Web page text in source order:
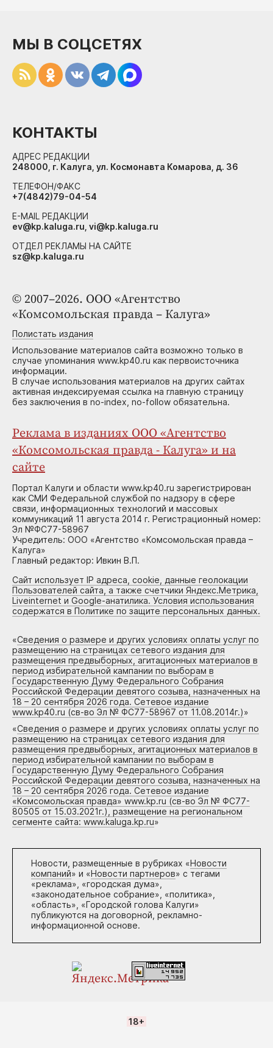
© 2007–2026. ООО «Агентство
«Комсомольская правда – Калуга»
Полистать издания
Использование материалов сайта возможно только в
случае упоминания www.kp40.ru как первоисточника
информации.
В случае использования материалов на других сайтах
активная индексируемая ссылка на главную страницу
без заключения в no-index, no-follow обязательна.
Реклама в изданиях ООО «Агентство
«Комсомольская правда - Калуга» и на
сайте
Портал Калуги и области www.kp40.ru зарегистрирован
как СМИ Федеральной службой по надзору в сфере
связи, информационных технологий и массовых
коммуникаций 11 августа 2014 г. Регистрационный номер:
Эл №ФС77-58967
Учредитель: ООО «Агентство «Комсомольская правда –
Калуга»
Главный редактор: Ивкин В.П.
Сайт использует IP адреса, cookie, данные геолокации
Пользователей сайта, а также счетчики Яндекс.Метрика,
Liveinternet и Google-анатилика. Условия использования
содержатся в Политике по защите персональных данных.
«Сведения о размере и других условиях оплаты услуг по
размещению на страницах сетевого издания для
размещения предвыборных, агитационных материалов в
период избирательной кампании по выборам в
Государственную Думу Федерального Собрания
Российской Федерации девятого созыва, назначенных на
18 – 20 сентября 2026 года. Сетевое издание
www.kp40.ru (св-во Эл № ФС77-58967 от 11.08.2014г.)»
«Сведения о размере и других условиях оплаты услуг по
размещению на страницах сетевого издания для
размещения предвыборных, агитационных материалов в
период избирательной кампании по выборам в
Государственную Думу Федерального Собрания
Российской Федерации девятого созыва, назначенных на
18 – 20 сентября 2026 года. Сетевое издание
«Комсомольская правда» www.kp.ru (св-во Эл № ФС77-
80505 от 15.03.2021г.), размещение на региональном
сегменте сайта: www.kaluga.kp.ru»
Новости, размещенные в рубриках «Новости
компаний» и «Новости партнеров» с тегами
«реклама», «городская дума»,
«законодательное собрание», «политика»,
«область», «Городской голова Калуги»
публикуются на договорной, рекламно-
информационной основе.
МЫ В СОЦСЕТЯХ
КОНТАКТЫ
АДРЕС РЕДАКЦИИ
248000, г. Калуга, ул. Космонавта Комарова, д. 36
ТЕЛЕФОН/ФАКС
+7(4842)79-04-54
E-MAIL РЕДАКЦИИ
ev@kp.kaluga.ru, vi@kp.kaluga.ru
ОТДЕЛ РЕКЛАМЫ НА САЙТЕ
sz@kp.kaluga.ru
18+